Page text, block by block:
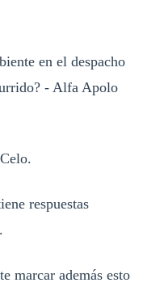
en el despacho
- Alfa Apolo
respuestas
marcar además esto